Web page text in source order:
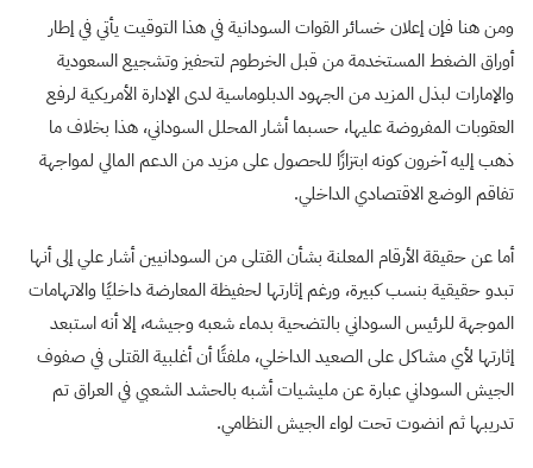
ومن هنا فإن إعلان خسائر القوات السودانية في هذا التوقيت يأتي في إطار
أوراق الضغط المستخدمة من قبل الخرطوم لتحفيز وتشجيع السعودية
والإمارات لبذل المزيد من الجهود الدبلوماسية لدى الإدارة الأمريكية لرفع
العقوبات المفروضة عليها، حسبما أشار المحلل السوداني، هذا بخلاف ما
ذهب إليه آخرون كونه ابتزازًا للحصول على مزيد من الدعم المالي لمواجهة
تفاقم الوضع الاقتصادي الداخلي.
أما عن حقيقة الأرقام المعلنة بشأن القتلى من السودانيين أشار علي إلى أنها
تبدو حقيقية بنسب كبيرة، ورغم إثارتها لحفيظة المعارضة داخليًا والاتهامات
الموجهة للرئيس السوداني بالتضحية بدماء شعبه وجيشه، إلا أنه استبعد
إثارتها لأي مشاكل على الصعيد الداخلي، ملفتًا أن أغلبية القتلى في صفوف
الجيش السوداني عبارة عن مليشيات أشبه بالحشد الشعبي في العراق تم
تدريبها ثم انضوت تحت لواء الجيش النظامي.